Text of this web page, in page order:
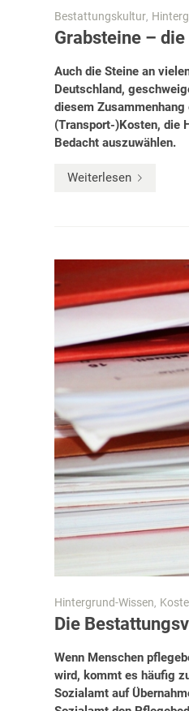
Bestattungskultur
Grabsteine –
Auch die Steine an
Deutschland,
diesem
(Transport-)Kosten, die
Bedacht auszuwählen.
Weiterlesen
Hintergrund-Wissen,
Die
Wenn Menschen
wird, kommt es häufig
Sozialamt auf